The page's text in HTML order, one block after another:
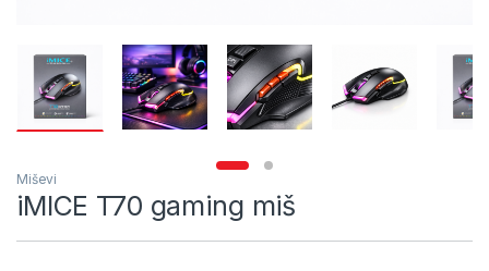
Miševi
iMICE T70 gaming miš